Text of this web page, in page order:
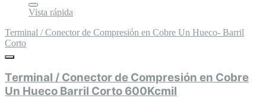
Vista rápida
Terminal / Conector de Compresión en Cobre Un Hueco- Barril
Corto
Terminal / Conector de Compresión en Cobre
Un Hueco Barril Corto 600Kcmil